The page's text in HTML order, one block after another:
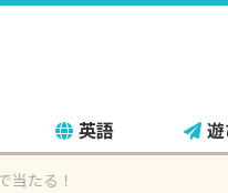
英語
当たる！